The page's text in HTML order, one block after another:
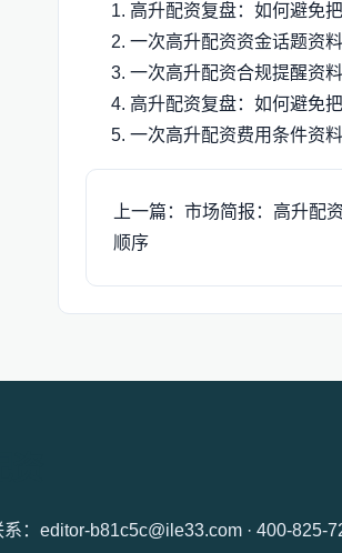
高升配资复盘：如何避免
一次高升配资资金话题资
一次高升配资合规提醒资
高升配资复盘：如何避免
一次高升配资费用条件资
上一篇：市场简报：高升配
顺序
系：editor-b81c5c@ile33.com · 400-825-